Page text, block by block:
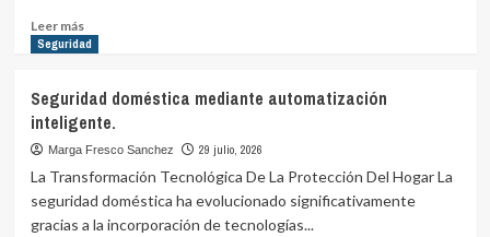
Leer másLeer
más
de
software
en
cerraduras
Seguridad
Seguridad doméstica mediante automatización
inteligente.
Marga Fresco Sanchez 29 julio, 2026
La Transformación Tecnológica De La Protección Del Hogar La
seguridad doméstica ha evolucionado significativamente
gracias a la incorporación de tecnologías...